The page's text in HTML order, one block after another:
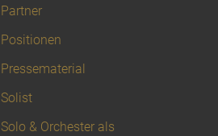
Partner
Positionen
Pressematerial
Solist
Solo & Orchester als